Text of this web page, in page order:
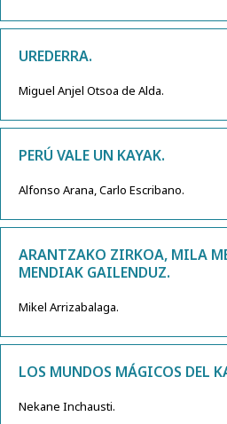
UREDERRA.
Miguel Anjel Otsoa de Alda.
PERÚ VALE UN KAYAK.
Alfonso Arana, Carlo Escribano.
ARANTZAKO ZIRKOA, MILA
MENDIAK GAILENDUZ.
Mikel Arrizabalaga.
LOS MUNDOS MÁGICOS DEL
Nekane Inchausti.